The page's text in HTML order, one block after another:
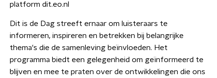
platform dit.eo.nl
Dit is de Dag streeft ernaar om luisteraars te
informeren, inspireren en betrekken bij belangrijke
thema's die de samenleving beïnvloeden. Het
programma biedt een gelegenheid om geïnformeerd te
blijven en mee te praten over de ontwikkelingen die ons